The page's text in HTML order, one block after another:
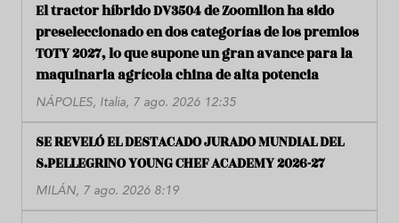
El tractor híbrido DV3504 de Zoomlion ha sido
preseleccionado en dos categorías de los premios
TOTY 2027, lo que supone un gran avance para la
maquinaria agrícola china de alta potencia
NÁPOLES, Italia, 7 ago. 2026 12:35
SE REVELÓ EL DESTACADO JURADO MUNDIAL DEL
S.PELLEGRINO YOUNG CHEF ACADEMY 2026-27
MILÁN, 7 ago. 2026 8:19